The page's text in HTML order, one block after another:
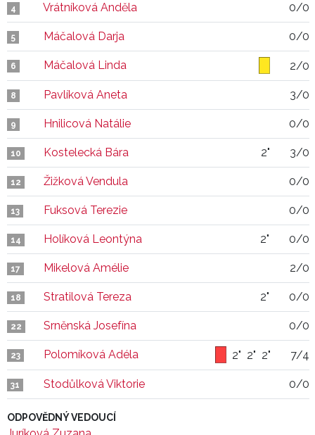
4 Vrátníková Anděla 0/0
5 Máčalová Darja 0/0
6 Máčalová Linda 2/0
8 Pavlíková Aneta 3/0
9 Hnilicová Natálie 0/0
10 Kostelecká Bára 2" 3/0
12 Žižková Vendula 0/0
13 Fuksová Terezie 0/0
14 Holíková Leontýna 2" 0/0
17 Mikelová Amélie 2/0
18 Stratilová Tereza 2" 0/0
22 Srněnská Josefína 0/0
23 Polomíková Adéla 2" 2" 2" 7/4
31 Stodůlková Viktorie 0/0
ODPOVĚDNÝ VEDOUCÍ